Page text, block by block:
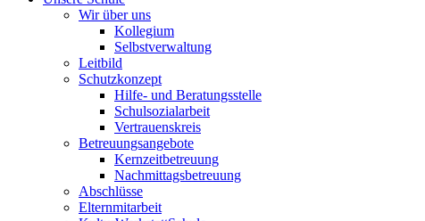
Wir über uns
Kollegium
Selbstverwaltung
Leitbild
Schutzkonzept
Hilfe- und Beratungsstelle
Schulsozialarbeit
Vertrauenskreis
Betreuungsangebote
Kernzeitbetreuung
Nachmittagsbetreuung
Abschlüsse
Elternmitarbeit